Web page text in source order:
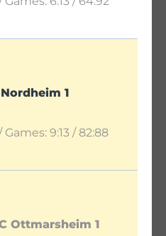
1
Games: 9:13 / 82:88
Ottmarsheim 1